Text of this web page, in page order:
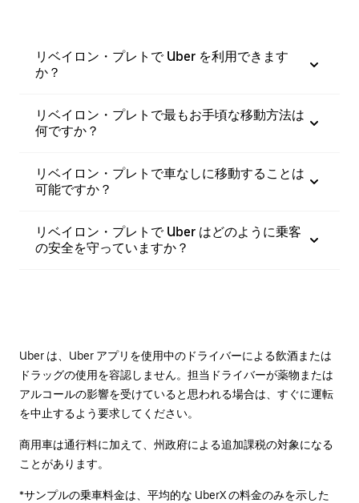
リベイロン・プレトで Uber を利用できます
か？
リベイロン・プレトで最もお手頃な移動方法は
何ですか？
リベイロン・プレトで車なしに移動することは
可能ですか？
リベイロン・プレトで Uber はどのように乗客
の安全を守っていますか？
Uber は、Uber アプリを使用中のドライバーによる飲酒または
ドラッグの使用を容認しません。担当ドライバーが薬物または
アルコールの影響を受けていると思われる場合は、すぐに運転
を中止するよう要求してください。
商用車は通行料に加えて、州政府による追加課税の対象になる
ことがあります。
*サンプルの乗車料金は、平均的な UberX の料金のみを示した